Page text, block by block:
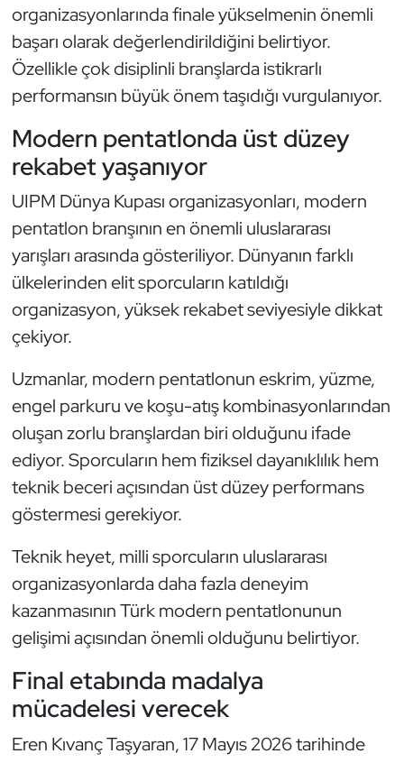
organizasyonlarında finale yükselmenin önemli
başarı olarak değerlendirildiğini belirtiyor.
Özellikle çok disiplinli branşlarda istikrarlı
performansın büyük önem taşıdığı vurgulanıyor.
Modern pentatlonda üst düzey
rekabet yaşanıyor
UIPM Dünya Kupası organizasyonları, modern
pentatlon branşının en önemli uluslararası
yarışları arasında gösteriliyor. Dünyanın farklı
ülkelerinden elit sporcuların katıldığı
organizasyon, yüksek rekabet seviyesiyle dikkat
çekiyor.
Uzmanlar, modern pentatlonun eskrim, yüzme,
engel parkuru ve koşu-atış kombinasyonlarından
oluşan zorlu branşlardan biri olduğunu ifade
ediyor. Sporcuların hem fiziksel dayanıklılık hem
teknik beceri açısından üst düzey performans
göstermesi gerekiyor.
Teknik heyet, milli sporcuların uluslararası
organizasyonlarda daha fazla deneyim
kazanmasının Türk modern pentatlonunun
gelişimi açısından önemli olduğunu belirtiyor.
Final etabında madalya
mücadelesi verecek
Eren Kıvanç Taşyaran, 17 Mayıs 2026 tarihinde
Kick Boks
Kürek
Masa Tenisi
Modern Pentatlon
Motor Sporları
Muay Thai
Okçuluk
Optimist
Oryantiring
Özel Sporcular
Paralimpik
Ragbi
Satranç
Su Topu
Tekvando
Tenis